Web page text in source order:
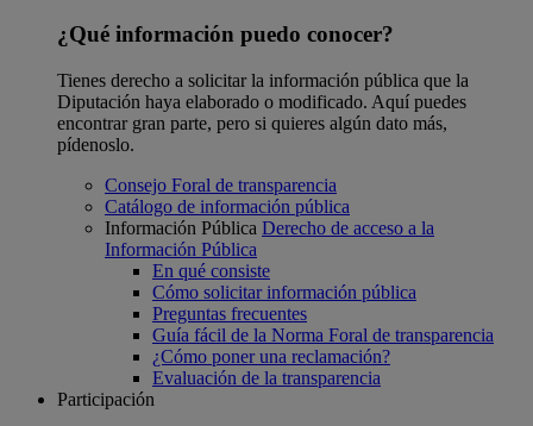
¿Qué información puedo conocer?
Tienes derecho a solicitar la información pública que la
Diputación haya elaborado o modificado. Aquí puedes
encontrar gran parte, pero si quieres algún dato más,
pídenoslo.
Consejo Foral de transparencia
Catálogo de información pública
Información Pública Derecho de acceso a la
Información Pública
En qué consiste
Cómo solicitar información pública
Preguntas frecuentes
Guía fácil de la Norma Foral de transparencia
¿Cómo poner una reclamación?
Evaluación de la transparencia
Participación